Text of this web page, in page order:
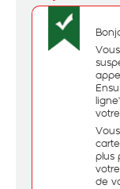
plus
de